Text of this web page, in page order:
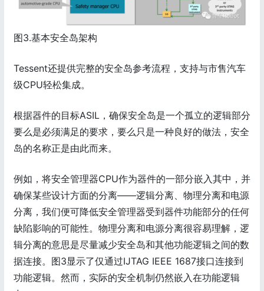
图3.基本安全岛架构
Tessent还提供完整的安全岛参考流程，支持与市售汽车
级CPU轻松集成。
根据器件的目标ASIL，确保安全岛是一个孤立的逻辑部分
要么是必须满足的要求，要么只是一种良好的做法，安全
岛的名称正是由此而来。
例如，将安全管理器CPU作为器件的一部分嵌入其中，并
确保某些设计方面的分离——逻辑分离、物理分离和电源
分离，我们便可降低安全管理器受到器件功能部分的任何
缺陷影响的可能性。物理分离和电源分离很容易理解，逻
辑分离的意思是尽量减少安全岛和其他功能逻辑之间的数
据连接。图3显示了仅通过IJTAG IEEE 1687接口连接到
功能逻辑。然而，实际的安全机制仍然嵌入在功能逻辑